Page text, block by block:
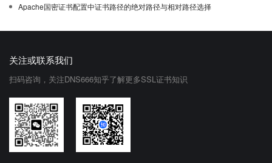
Apache国密证书配置中证书路径的绝对路径与相对路径选择
关注或联系我们
扫码咨询，关注DNS666知乎了解更多SSL证书知识